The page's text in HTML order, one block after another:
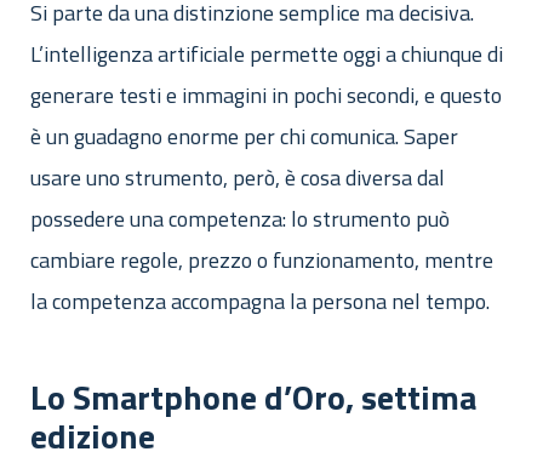
Si parte da una distinzione semplice ma decisiva.
L’intelligenza artificiale permette oggi a chiunque di
generare testi e immagini in pochi secondi, e questo
è un guadagno enorme per chi comunica. Saper
usare uno strumento, però, è cosa diversa dal
possedere una competenza: lo strumento può
cambiare regole, prezzo o funzionamento, mentre
la competenza accompagna la persona nel tempo.
Lo Smartphone d’Oro, settima
edizione